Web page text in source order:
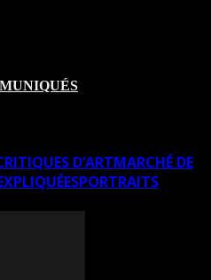
D’ARTMARCHÉ DE
PORTRAITS